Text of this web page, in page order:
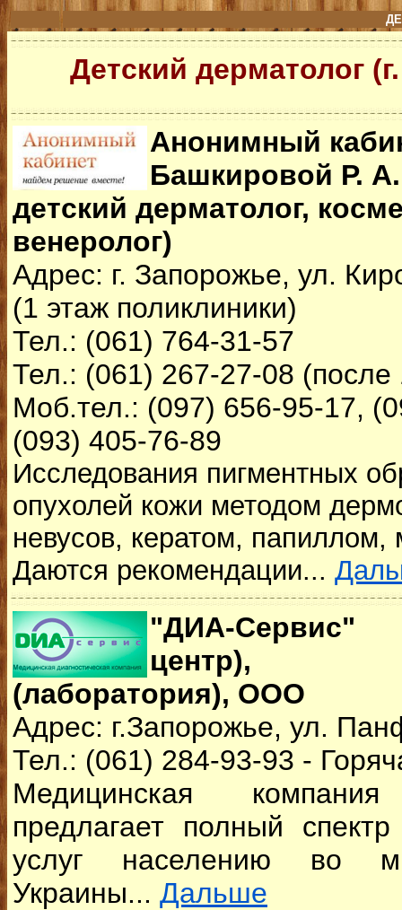
Детский дерматолог
Анонимный
Башкировой Р.
детский дерматолог,
венеролог)
Адрес: г. Запорожье, ул.
(1 этаж поликлиники)
Тел.: (061) 764-31-57
Тел.: (061) 267-27-08 (после
Моб.тел.: (097) 656-95-17,
(093) 405-76-89
Исследования пигментных
опухолей кожи методом
невусов, кератом,
Даются рекомендации...
"ДИА-Сервис"
центр),
(лаборатория), ООО
Адрес: г.Запорожье, ул.
Тел.: (061) 284-93-93 -
Медицинская
предлагает полный спектр
услуг населению во
Украины... Дальше